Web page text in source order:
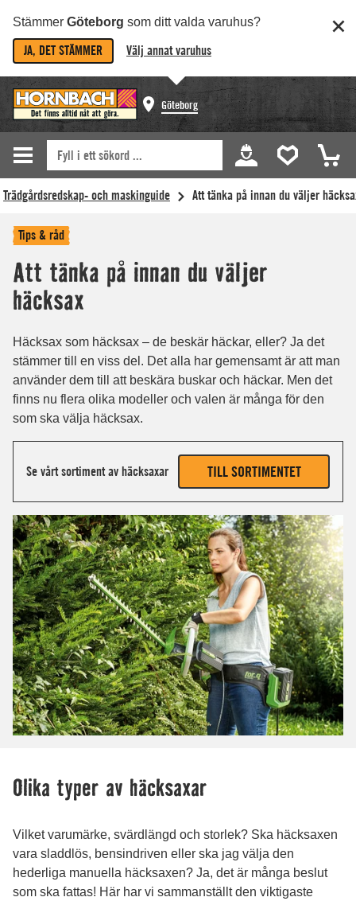
Stämmer Göteborg som ditt valda varuhus?
JA, DET STÄMMER Välj annat varuhus
Göteborg